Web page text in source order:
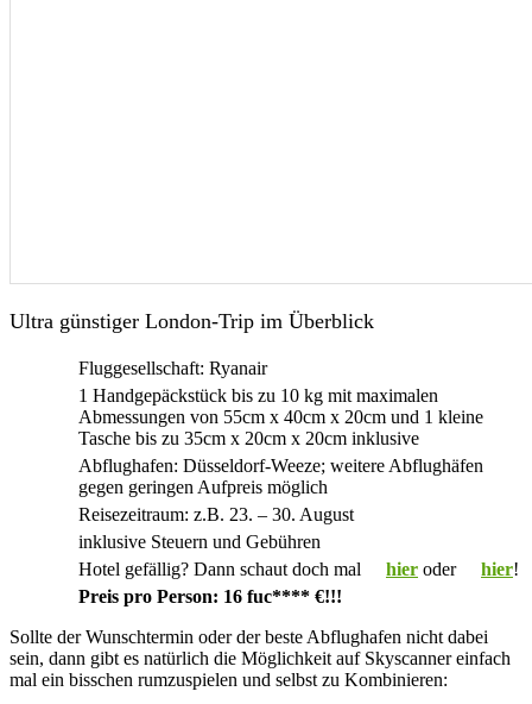
Ultra günstiger London-Trip im Überblick
Fluggesellschaft: Ryanair
1 Handgepäckstück bis zu 10 kg mit maximalen
Abmessungen von 55cm x 40cm x 20cm und 1 kleine
Tasche bis zu 35cm x 20cm x 20cm inklusive
Abflughafen: Düsseldorf-Weeze; weitere Abflughäfen
gegen geringen Aufpreis möglich
Reisezeitraum: z.B. 23. – 30. August
inklusive Steuern und Gebühren
Hotel gefällig? Dann schaut doch mal
hier oder hier!
Preis pro Person: 16 fuc**** €!!!
Sollte der Wunschtermin oder der beste Abflughafen nicht dabei
sein, dann gibt es natürlich die Möglichkeit auf Skyscanner einfach
mal ein bisschen rumzuspielen und selbst zu Kombinieren: